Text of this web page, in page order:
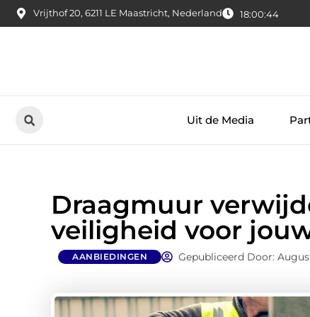
Vrijthof 20, 6211 LE Maastricht, Nederland 18:00:45
Uit de Media
Draagmuur
veiligheid voor
AANBIEDINGEN Gepubliceerd Door: